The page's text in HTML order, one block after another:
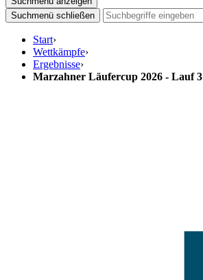
Suchmenü schließen
Start›
Wettkämpfe›
Ergebnisse›
Marzahner Läufercup 2026 - Lauf 3